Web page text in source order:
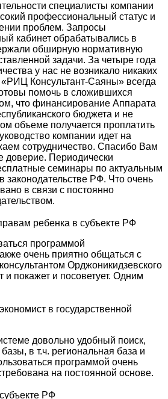
специалисты компании
профессиональный статус и
проблем. Запросы
кабинет обрабатывались в
обширную нормативную
задачи. За четыре года
у нас не возникало никаких
Консультант-Саяны» всегда
помочь в сложившихся
что финансирование Аппарата
бюджета и не
объеме получается проплатить
компании идет на
сотрудничество. Спасибо Вам
доверие. Периодически
семинары по актуальным
законодательстве РФ. Что очень
в связи с постоянно
ребенка в субъекте РФ
программой
очень приятно общаться с
Орджоникидзевского
покажет и посоветует. Одним
в государственной
довольно удобный поиск,
в т.ч. региональная база и
программой очень
на постоянной основе.
РФ